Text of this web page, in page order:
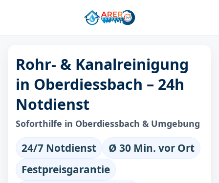
Rohr- & Kanalreinigung
in Oberdiessbach – 24h
Notdienst
Soforthilfe in Oberdiessbach & Umgebung
24/7 Notdienst
Ø 30 Min. vor Ort
Festpreisgarantie